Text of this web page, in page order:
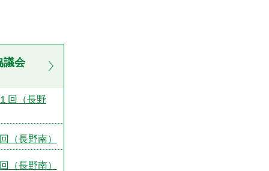
議会
回（長野
（長野南）
（長野南）